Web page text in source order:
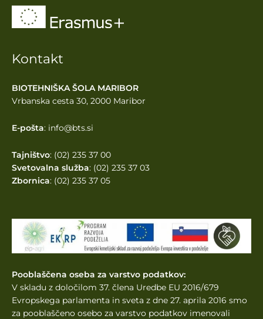
Kontakt
BIOTEHNIŠKA ŠOLA MARIBOR
Vrbanska cesta 30, 2000 Maribor
E-pošta: info@bts.si
Tajništvo: (02) 235 37 00
Svetovalna služba: (02) 235 37 03
Zbornica: (02) 235 37 05
Pooblaščena oseba za varstvo podatkov:
V skladu z določilom 37. člena Uredbe EU 2016/679
Evropskega parlamenta in sveta z dne 27. aprila 2016 smo
za pooblaščeno osebo za varstvo podatkov imenovali